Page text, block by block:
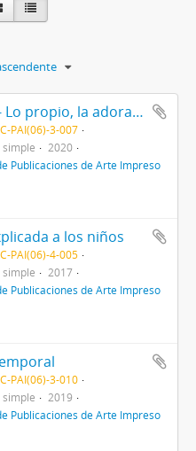
Julieta Arnaut - Lo propio, la adoración, lo errante
PAI(06)-3-007
2020
Publicaciones de Arte Impreso
a los niños
PAI(06)-4-005
2017
Publicaciones de Arte Impreso
PAI(06)-3-010
2019
Publicaciones de Arte Impreso